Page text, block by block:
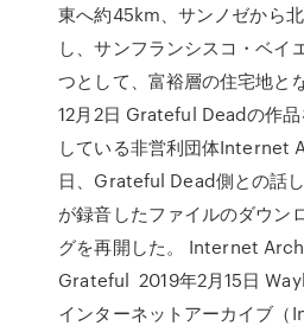
東へ約45km、サンノゼから
し、サンフランシスコ・ベイ
つとして、富裕層の住宅地と
12月2日 Grateful Deadの作
している非営利団体Internet
日、Grateful Dead側との話
が録音したファイルのダウン
グを再開した。 Internet
Grateful 2019年2月15日
インターネットアーカイブ